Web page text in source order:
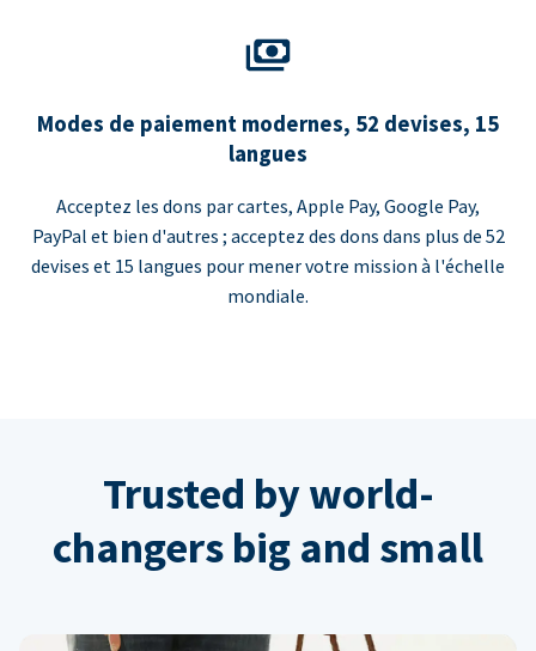
Modes de paiement modernes, 52 devises, 15
langues
Acceptez les dons par cartes, Apple Pay, Google Pay,
PayPal et bien d'autres ; acceptez des dons dans plus de 52
devises et 15 langues pour mener votre mission à l'échelle
mondiale.
Trusted by world-
changers big and small